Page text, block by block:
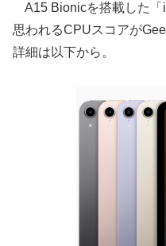
A15 Bionicを搭載した「
思われるCPUスコアが
詳細は以下から。